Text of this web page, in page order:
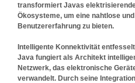
transformiert Javas
Ökosysteme, um eine nahtlose
Benutzererfahrung zu bieten.
Intelligente Konnektivität
Java fungiert als Architekt
Netzwerk, das elektronische
verwandelt. Durch seine